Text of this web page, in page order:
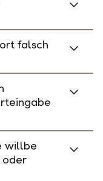
falsch
willbe
oder